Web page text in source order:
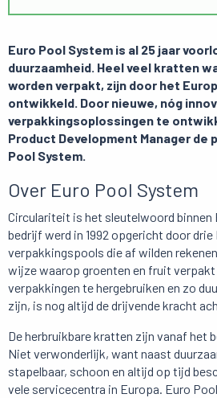
Euro Pool System is al 25 jaar
duurzaamheid. Heel veel kratten
worden verpakt, zijn door het
ontwikkeld. Door nieuwe, nóg
verpakkingsoplossingen te
Product Development Manager de
Pool System.
Over Euro Pool System
Circulariteit is het sleutelwoord binnen
bedrijf werd in 1992 opgericht door
verpakkingspools die af wilden
wijze waarop groenten en fruit verpakt
verpakkingen te hergebruiken en zo
zijn, is nog altijd de drijvende kracht
De herbruikbare kratten zijn vanaf het
Niet verwonderlijk, want naast
stapelbaar, schoon en altijd op tijd
vele servicecentra in Europa. Euro